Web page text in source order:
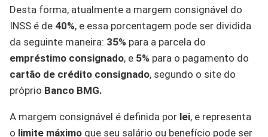
Desta forma, atualmente a margem consignável do
INSS é de 40%, e essa porcentagem pode ser dividida
da seguinte maneira: 35% para a parcela do
empréstimo consignado, e 5% para o pagamento do
cartão de crédito consignado, segundo o site do
próprio Banco BMG.
A margem consignável é definida por lei, e representa
o limite máximo que seu salário ou benefício pode ser